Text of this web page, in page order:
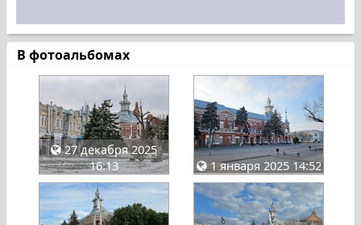
В фотоальбомах
27 декабря 2025
16:13
1 января 2025 14:52